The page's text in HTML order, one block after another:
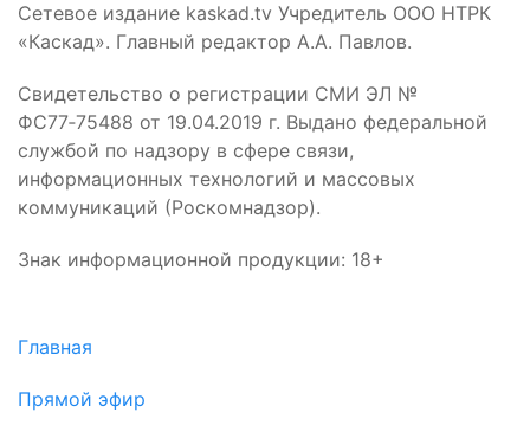
Сетевое издание kaskad.tv Учредитель ООО НТРК
«Каскад». Главный редактор А.А. Павлов.
Свидетельство о регистрации СМИ ЭЛ №
ФС77‑75488 от 19.04.2019 г. Выдано федеральной
службой по надзору в сфере связи,
информационных технологий и массовых
коммуникаций (Роскомнадзор).
Знак информационной продукции: 18+
Главная
Прямой эфир